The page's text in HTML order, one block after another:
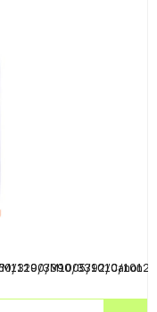
3390/3392/Canon
1200/M1005/1010/